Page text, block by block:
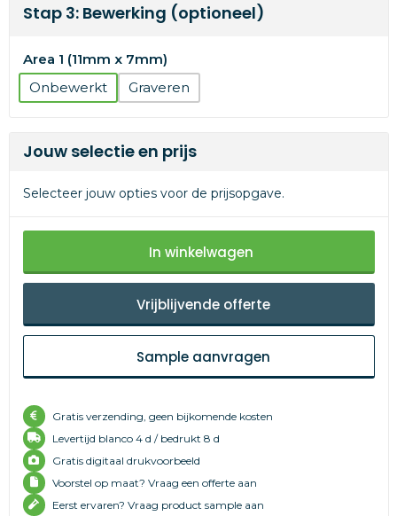
Stap 3: Bewerking (optioneel)
Area 1 (11mm x 7mm)
Onbewerkt
Graveren
Jouw selectie en prijs
Selecteer jouw opties voor de prijsopgave.
In winkelwagen
Vrijblijvende offerte
Sample aanvragen
Gratis verzending, geen bijkomende kosten
Levertijd blanco 4 d / bedrukt 8 d
Gratis digitaal drukvoorbeeld
Voorstel op maat? Vraag een offerte aan
Eerst ervaren? Vraag product sample aan